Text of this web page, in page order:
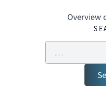
Overview